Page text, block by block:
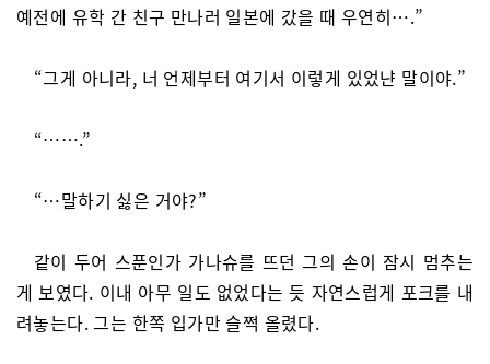
예전에 유학 간 친구 만나러 일본에 갔을 때 우연히….”
“그게 아니라, 너 언제부터 여기서 이렇게 있었냔 말이야.”
“…….”
“…말하기 싫은 거야?”
같이 두어 스푼인가 가나슈를 뜨던 그의 손이 잠시 멈추는
게 보였다. 이내 아무 일도 없었다는 듯 자연스럽게 포크를 내
려놓는다. 그는 한쪽 입가만 슬쩍 올렸다.